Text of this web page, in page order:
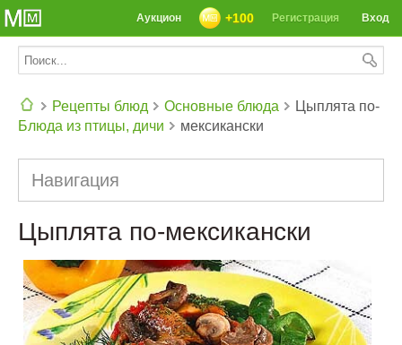
Вход
Регистрация
+100
Аукцион
Рецепты блюд
Основные блюда
Блюда из птицы, дичи
Цыплята по-
мексикански
Навигация
Цыплята по-мексикански